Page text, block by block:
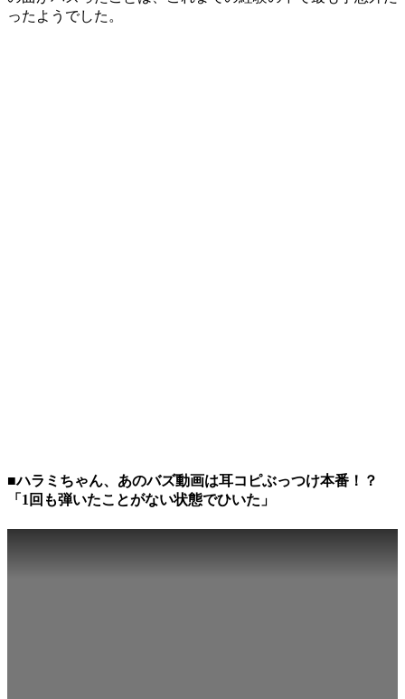
ったようでした。
■ハラミちゃん、あのバズ動画は耳コピぶっつけ本番！？
「1回も弾いたことがない状態でひいた」